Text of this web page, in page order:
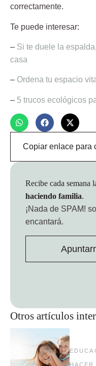
correctamente.
Te puede interesar:
– Si te duele la
casa
– Ordena tu espacio
– 5 trucos ecológicos
Copiar enlace para
Otros artículos
HACER
Recibe cada semana
haciendo familia.
¡Nada de SPAM!
encantará.